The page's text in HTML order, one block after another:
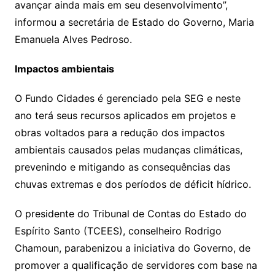
avançar ainda mais em seu desenvolvimento”,
informou a secretária de Estado do Governo, Maria
Emanuela Alves Pedroso.
Impactos ambientais
O Fundo Cidades é gerenciado pela SEG e neste
ano terá seus recursos aplicados em projetos e
obras voltados para a redução dos impactos
ambientais causados pelas mudanças climáticas,
prevenindo e mitigando as consequências das
chuvas extremas e dos períodos de déficit hídrico.
O presidente do Tribunal de Contas do Estado do
Espírito Santo (TCEES), conselheiro Rodrigo
Chamoun, parabenizou a iniciativa do Governo, de
promover a qualificação de servidores com base na